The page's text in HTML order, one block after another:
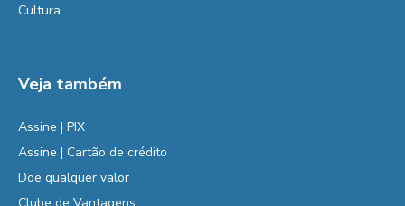
Cultura
Veja também
Assine | PIX
Assine | Cartão de crédito
Doe qualquer valor